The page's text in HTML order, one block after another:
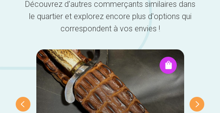
Découvrez d'autres commerçants similaires dans
le quartier et explorez encore plus d'options qui
correspondent à vos envies !